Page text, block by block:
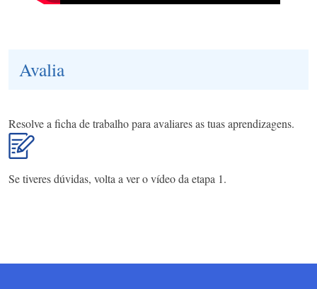
Avalia
Resolve a ficha de trabalho para avaliares as tuas aprendizagens.
Se tiveres dúvidas, volta a ver o vídeo da etapa 1.